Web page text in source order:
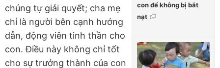
con để không bị bắt
nạt
chúng tự giải quyết; cha mẹ
chỉ là người bên cạnh hướng
dẫn, động viên tinh thần cho
con. Điều này không chỉ tốt
cho sự trưởng thành của con